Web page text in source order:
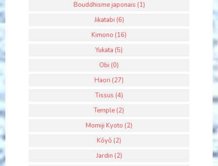
Bouddhisme japonais (1)
Jikatabi (6)
Kimono (16)
Yukata (5)
Obi (0)
Haori (27)
Tissus (4)
Temple (2)
Momiji Kyoto (2)
Kōyō (2)
Jardin (2)